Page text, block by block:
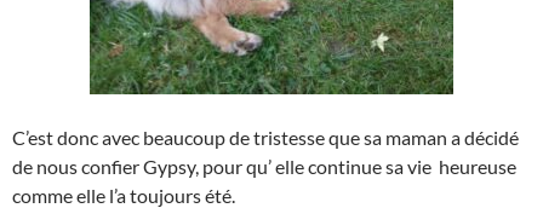
C’est donc avec beaucoup de tristesse que sa maman a décidé
de nous confier Gypsy, pour qu’ elle continue sa vie heureuse
comme elle l’a toujours été.